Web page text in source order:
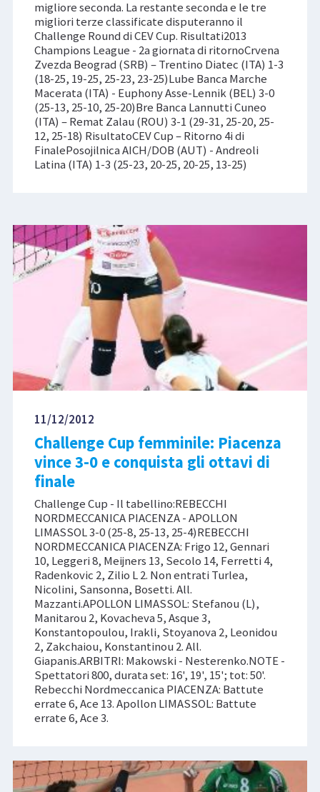
migliore seconda. La restante seconda e le tre
migliori terze classificate disputeranno il
Challenge Round di CEV Cup. Risultati2013
Champions League - 2a giornata di ritornoCrvena
Zvezda Beograd (SRB) – Trentino Diatec (ITA) 1-3
(18-25, 19-25, 25-23, 23-25)Lube Banca Marche
Macerata (ITA) - Euphony Asse-Lennik (BEL) 3-0
(25-13, 25-10, 25-20)Bre Banca Lannutti Cuneo
(ITA) – Remat Zalau (ROU) 3-1 (29-31, 25-20, 25-
12, 25-18) RisultatoCEV Cup – Ritorno 4i di
FinalePosojilnica AICH/DOB (AUT) - Andreoli
Latina (ITA) 1-3 (25-23, 20-25, 20-25, 13-25)
11/12/2012
Challenge Cup femminile: Piacenza
vince 3-0 e conquista gli ottavi di
finale
Challenge Cup - Il tabellino:REBECCHI
NORDMECCANICA PIACENZA - APOLLON
LIMASSOL 3-0 (25-8, 25-13, 25-4)REBECCHI
NORDMECCANICA PIACENZA: Frigo 12, Gennari
10, Leggeri 8, Meijners 13, Secolo 14, Ferretti 4,
Radenkovic 2, Zilio L 2. Non entrati Turlea,
Nicolini, Sansonna, Bosetti. All.
Mazzanti.APOLLON LIMASSOL: Stefanou (L),
Manitarou 2, Kovacheva 5, Asque 3,
Konstantopoulou, Irakli, Stoyanova 2, Leonidou
2, Zakchaiou, Konstantinou 2. All.
Giapanis.ARBITRI: Makowski - Nesterenko.NOTE -
Spettatori 800, durata set: 16', 19', 15'; tot: 50'.
Rebecchi Nordmeccanica PIACENZA: Battute
errate 6, Ace 13. Apollon LIMASSOL: Battute
errate 6, Ace 3.